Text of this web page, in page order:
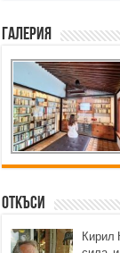
Галерия
Откъси
Кирил